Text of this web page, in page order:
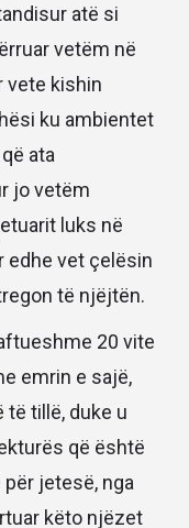
atë si
vetëm në
vete kishin
ku ambientet
ata
jo vetëm
luks në
edhe vet çelësin
të njëjtën.
20 vite
emrin e sajë,
të tillë, duke u
që është
jetesë, nga
këto njëzet